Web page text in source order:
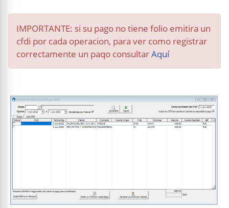
IMPORTANTE: si su pago no tiene folio emitira un
cfdi por cada operacion, para ver como registrar
correctamente un paqo consultarAquí